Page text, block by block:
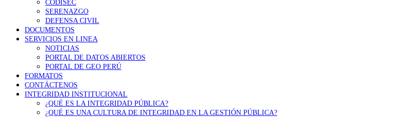
CODISEC
SERENAZGO
DEFENSA CIVIL
DOCUMENTOS
SERVICIOS EN LINEA
NOTICIAS
PORTAL DE DATOS ABIERTOS
PORTAL DE GEO PERÚ
FORMATOS
CONTÁCTENOS
INTEGRIDAD INSTITUCIONAL
¿QUÉ ES LA INTEGRIDAD PÚBLICA?
¿QUÉ ES UNA CULTURA DE INTEGRIDAD EN LA GESTIÓN PÚBLICA?